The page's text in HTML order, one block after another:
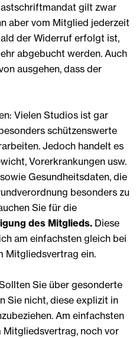
gilt zwar
aber vom Mitglied jederzeit
der Widerruf erfolgt ist,
abgebucht werden. Auch
ausgehen, dass der
Vielen Studios ist gar
schützenswerte
Jedoch handelt es
Vorerkrankungen usw.
Gesundheitsdaten, die
besonders zu
Sie für die
des Mitglieds. Diese
am einfachsten gleich bei
Mitgliedsvertrag ein.
Sie über gesonderte
Sie nicht, diese explizit in
Am einfachsten
Mitgliedsvertrag, noch vor